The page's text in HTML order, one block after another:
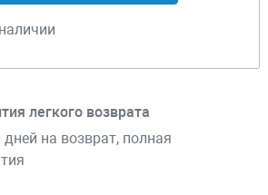
легкого возврата
на возврат, полная